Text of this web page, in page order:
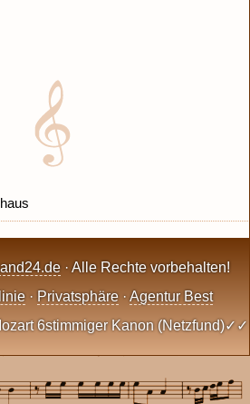
· Alle Rechte vorbehalten!
· Privatsphäre · Agentur Best
6stimmiger Kanon (Netzfund)✓✓